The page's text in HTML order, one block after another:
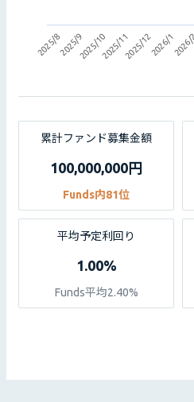
2025/82025/92025/102025/112025/122026/1
累計ファンド募集金額
100,000,000円
Funds内81位
平均予定利回り
1.00%
Funds平均2.40%